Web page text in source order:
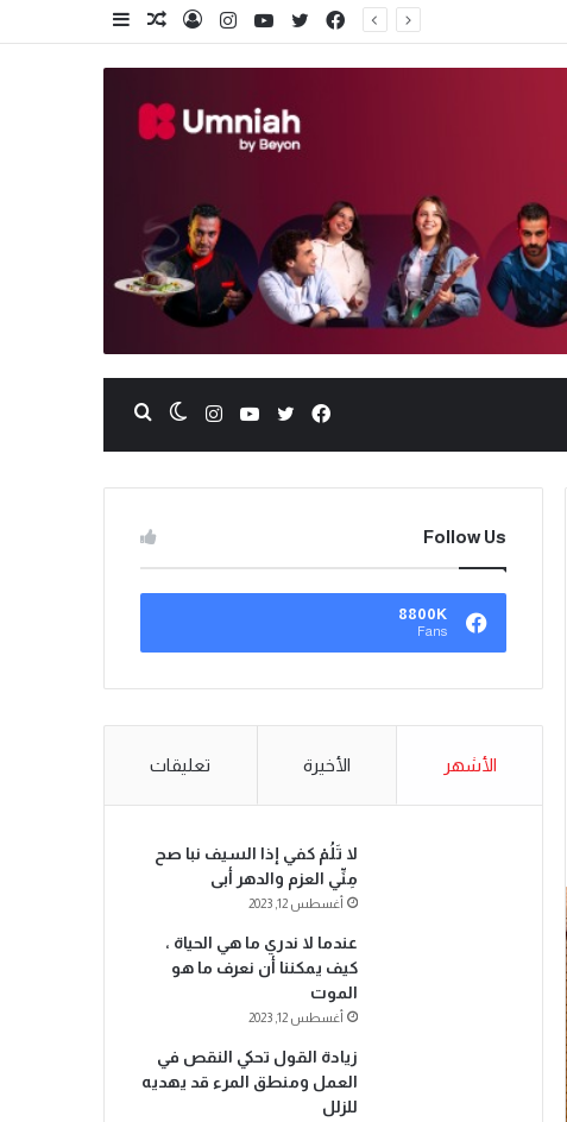
Follow Us
8800K
Fans
الأشهر الأخيرة تعليقات
لا تَلُمْ كفي إذا السيف نبا صح
مِنِّي العزم والدهر أبى
أغسطس 12, 2023
عندما لا ندري ما هي الحياة ،
كيف يمكننا أن نعرف ما هو
الموت
أغسطس 12, 2023
زيادة القول تحكي النقص في
العمل ومنطق المرء قد يهديه
للزلل